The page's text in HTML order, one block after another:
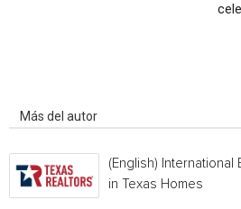
Más del autor
(English) International
in Texas Homes